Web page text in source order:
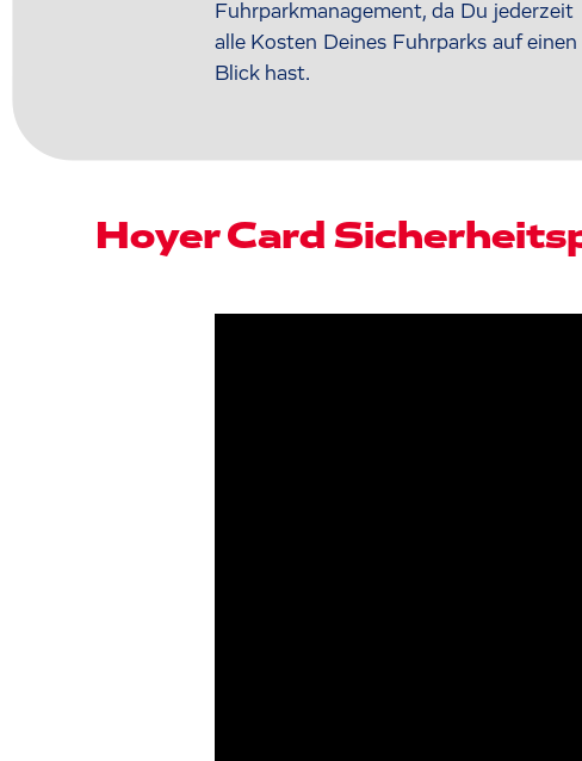
Fuhrparkmanagement, da Du jederzeit
alle Kosten Deines Fuhrparks auf einen
Blick hast.
Hoyer Card